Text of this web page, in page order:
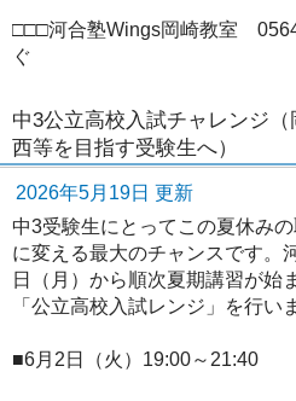
□□□河合塾Wings岡崎教室
ぐ
中3公立高校入試チャレンジ
西等を目指す受験生へ）
2026年5月19日 更新
中3受験生にとってこの夏休み
に変える最大のチャンスです。
日（月）から順次夏期講習が始
「公立高校入試レンジ」を行い
■6月2日（火）19:00～21:40